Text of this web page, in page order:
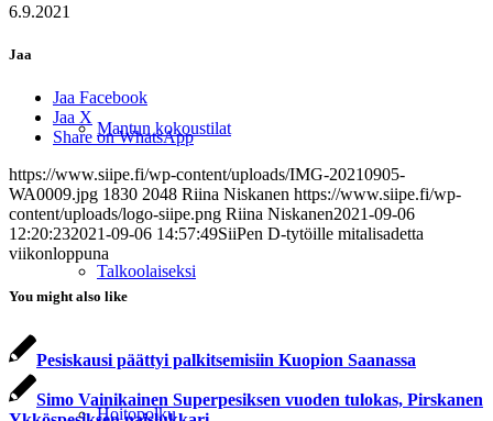
Mantun kokoustilat
Talkoolaiseksi
Hoitopolku
6.9.2021
Jaa
Jaa Facebook
Jaa X
Share on WhatsApp
https://www.siipe.fi/wp-content/uploads/IMG-20210905-
WA0009.jpg 1830 2048 Riina Niskanen https://www.siipe.fi/wp-
content/uploads/logo-siipe.png Riina Niskanen2021-09-06
12:20:232021-09-06 14:57:49SiiPen D-tytöille mitalisadetta
viikonloppuna
You might also like
Pesiskausi päättyi palkitsemisiin Kuopion Saanassa
Simo Vainikainen Superpesiksen vuoden tulokas, Pirskanen